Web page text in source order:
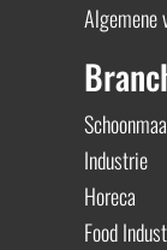
Algemene
Industrie
Horeca
Food